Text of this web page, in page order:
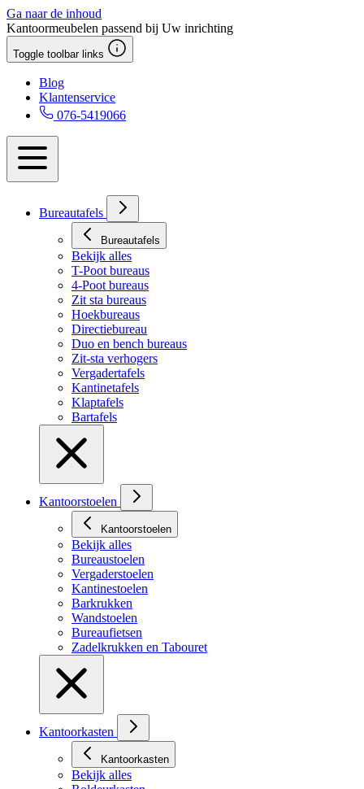
Ga naar de inhoud
Kantoormeubelen passend bij Uw inrichting
Toggle toolbar links
Blog
Klantenservice
076-5419066
Bureautafels
Bureautafels
Bekijk alles
T-Poot bureaus
4-Poot bureaus
Zit sta bureaus
Hoekbureaus
Directiebureau
Duo en bench bureaus
Zit-sta verhogers
Vergadertafels
Kantinetafels
Klaptafels
Bartafels
Kantoorstoelen
Kantoorstoelen
Bekijk alles
Bureaustoelen
Vergaderstoelen
Kantinestoelen
Barkrukken
Wandstoelen
Bureaufietsen
Zadelkrukken en Tabouret
Kantoorkasten
Kantoorkasten
Bekijk alles